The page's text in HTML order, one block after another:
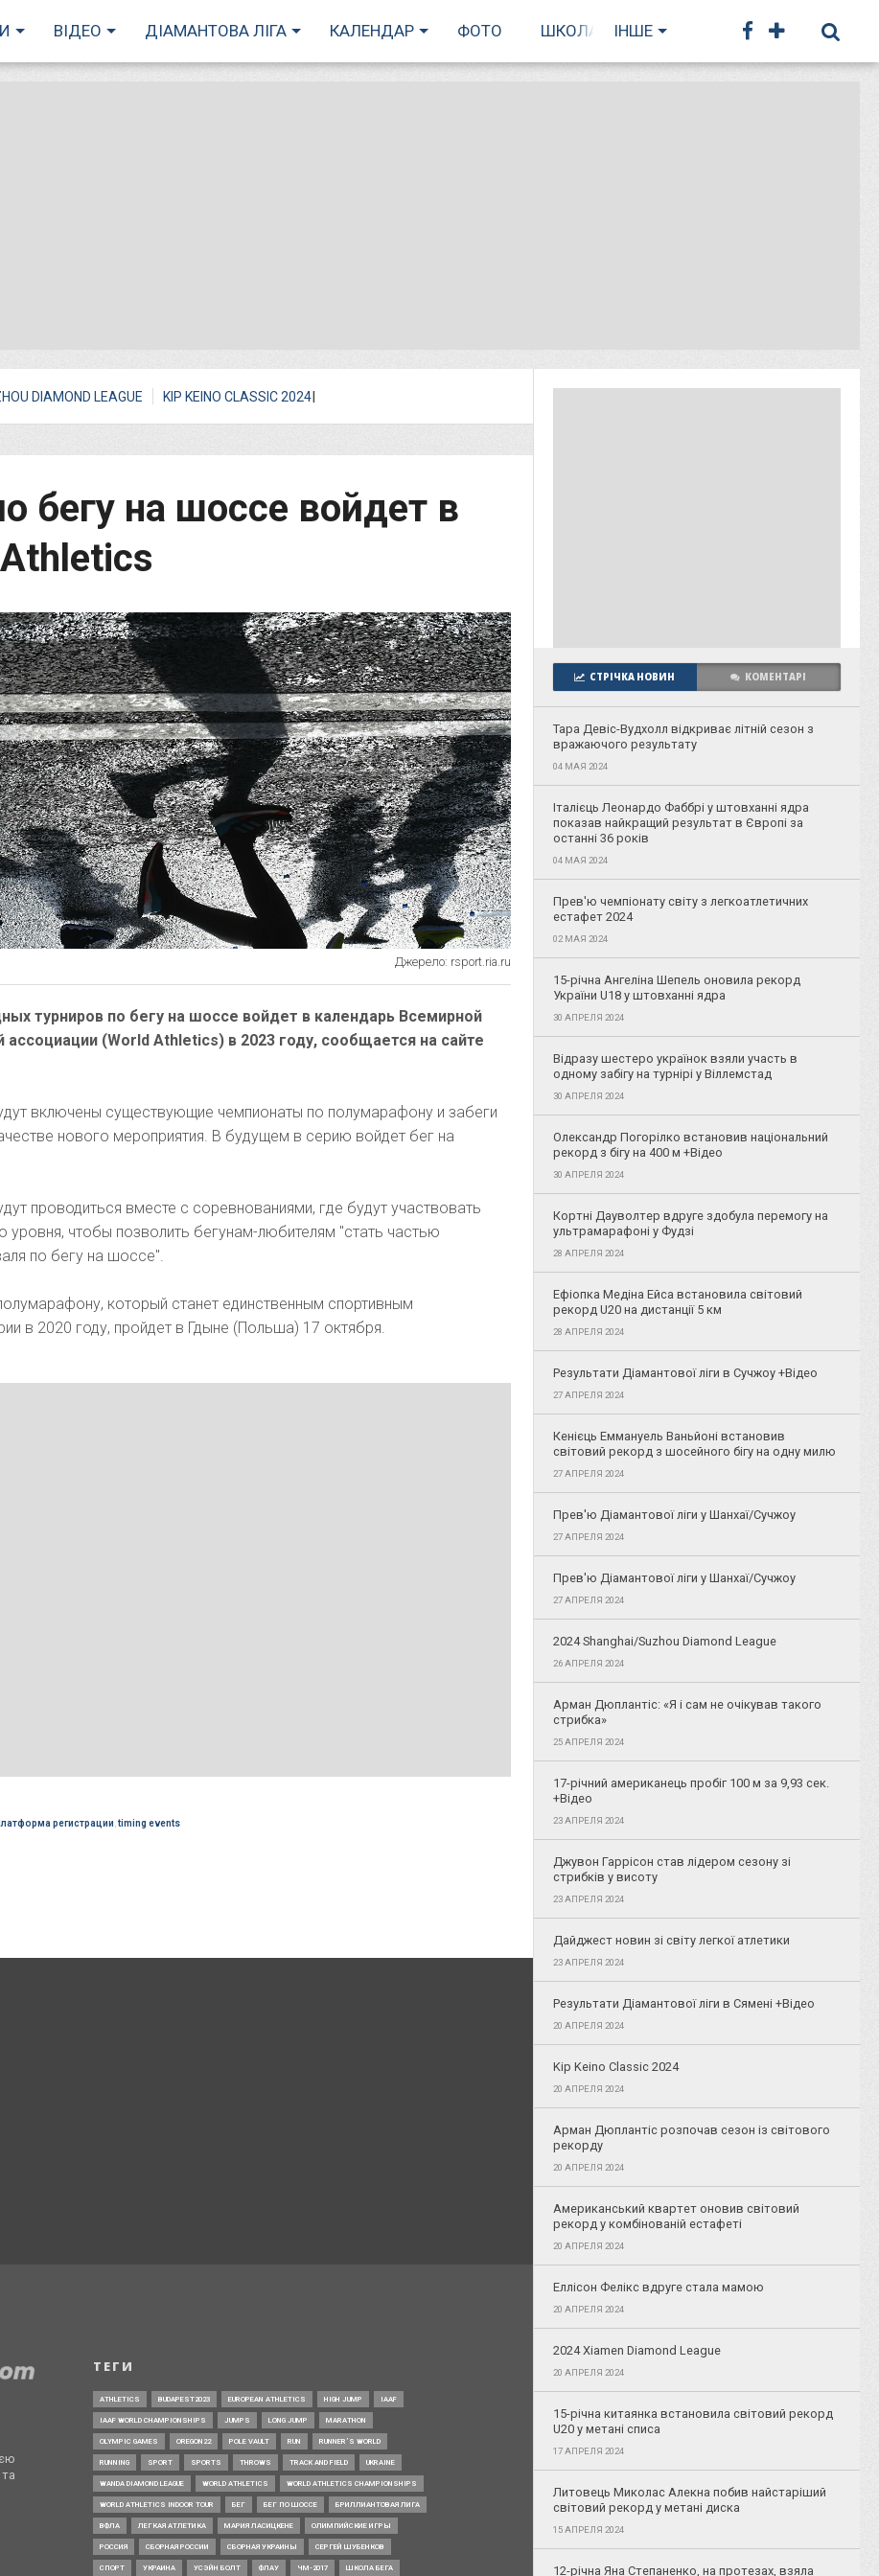
ВІДЕО ДІАМАНТОВА ЛІГА КАЛЕНДАР ФОТО ШКОЛА БІГУ
ІНШЕ
DIAMOND LEAGUE I
KIP KEINO CLASSIC 2024
бегу на шоссе войдет в
Джерело: rsport.ria.ru
турниров по бегу на шоссе войдет в календарь Всемирной
ассоциации (World Athletics) в 2023 году, сообщается на сайте
включены существующие чемпионаты по полумарафону и забеги
нового мероприятия. В будущем в серию войдет бег на
проводиться вместе с соревнованиями, где будут участвовать
уровня, чтобы позволить бегунам-любителям "стать частью
по бегу на шоссе".
который станет единственным спортивным
в 2020 году, пройдет в Гдыне (Польша) 17 октября.
регистрации ,timing events
СТРІЧКА НОВИН КОМЕНТАРІ
Тара Девіс-Вудхолл відкриває літній сезон з
вражаючого результату
04 МАЯ 2024
Італієць Леонардо Фаббрі у штовханні ядра
показав найкращий результат в Європі за
останні 36 років
04 МАЯ 2024
Прев'ю чемпіонату світу з легкоатлетичних
естафет 2024
02 МАЯ 2024
15-річна Ангеліна Шепель оновила рекорд
України U18 у штовханні ядра
30 АПРЕЛЯ 2024
Відразу шестеро українок взяли участь в
одному забігу на турнірі у Віллемстад
30 АПРЕЛЯ 2024
Олександр Погорілко встановив національний
рекорд з бігу на 400 м +Відео
30 АПРЕЛЯ 2024
Кортні Дауволтер вдруге здобула перемогу на
ультрамарафоні у Фудзі
28 АПРЕЛЯ 2024
Ефіопка Медіна Ейса встановила світовий
рекорд U20 на дистанції 5 км
28 АПРЕЛЯ 2024
Результати Діамантової ліги в Сучжоу +Відео
27 АПРЕЛЯ 2024
Кенієць Еммануель Ваньйоні встановив
світовий рекорд з шосейного бігу на одну милю
27 АПРЕЛЯ 2024
Прев'ю Діамантової ліги у Шанхаї/Сучжоу
27 АПРЕЛЯ 2024
Прев'ю Діамантової ліги у Шанхаї/Сучжоу
27 АПРЕЛЯ 2024
2024 Shanghai/Suzhou Diamond League
26 АПРЕЛЯ 2024
Арман Дюплантіс: «Я і сам не очікував такого
стрибка»
25 АПРЕЛЯ 2024
17-річний американець пробіг 100 м за 9,93 сек.
+Відео
23 АПРЕЛЯ 2024
Джувон Гаррісон став лідером сезону зі
стрибків у висоту
23 АПРЕЛЯ 2024
Дайджест новин зі світу легкої атлетики
23 АПРЕЛЯ 2024
Результати Діамантової ліги в Сямені +Відео
20 АПРЕЛЯ 2024
Kip Keino Classic 2024
20 АПРЕЛЯ 2024
Арман Дюплантіс розпочав сезон із світового
рекорду
20 АПРЕЛЯ 2024
Американський квартет оновив світовий
рекорд у комбінованій естафеті
20 АПРЕЛЯ 2024
Еллісон Фелікс вдруге стала мамою
20 АПРЕЛЯ 2024
2024 Xiamen Diamond League
20 АПРЕЛЯ 2024
15-річна китаянка встановила світовий рекорд
U20 у метані списа
17 АПРЕЛЯ 2024
Литовець Миколас Алекна побив найстаріший
світовий рекорд у метані диска
15 АПРЕЛЯ 2024
12-річна Яна Степаненко, на протезах, взяла
ТЕГИ
ATHLETICS BUDAPEST2023 EUROPEAN ATHLETICS HIGH JUMP IAAF
IAAF WORLD CHAMPIONSHIPS JUMPS LONG JUMP MARATHON
OLYMPIC GAMES OREGON22 POLE VAULT RUN RUNNER’S WORLD
RUNNING SPORT SPORTS THROWS TRACK AND FIELD UKRAINE
WANDA DIAMOND LEAGUE WORLD ATHLETICS WORLD ATHLETICS CHAMPIONSHIPS
WORLD ATHLETICS INDOOR TOUR БЕГ БЕГ ПО ШОССЕ БРИЛЛИАНТОВАЯ ЛИГА
ВФЛА ЛЕГКАЯ АТЛЕТИКА МАРИЯ ЛАСИЦКЕНЕ ОЛИМПИЙСКИЕ ИГРЫ
РОССИЯ СБОРНАЯ РОССИИ СБОРНАЯ УКРАИНЫ СЕРГЕЙ ШУБЕНКОВ
СПОРТ УКРАИНА УСЭЙН БОЛТ ФЛАУ ЧМ-2017 ШКОЛА БЕГА